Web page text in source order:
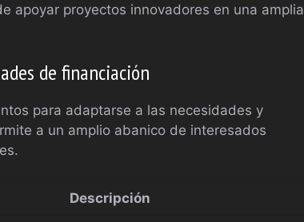
apoyar proyectos innovadores en una amplia
de financiación
para adaptarse a las necesidades y
a un amplio abanico de interesados
Descripción